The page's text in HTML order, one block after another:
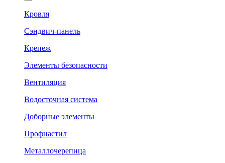
Кровля
Сэндвич-панель
Крепеж
Элементы безопасности
Вентиляция
Водосточная система
Доборные элементы
Профнастил
Металлочерепица